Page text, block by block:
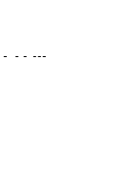
- - - ---